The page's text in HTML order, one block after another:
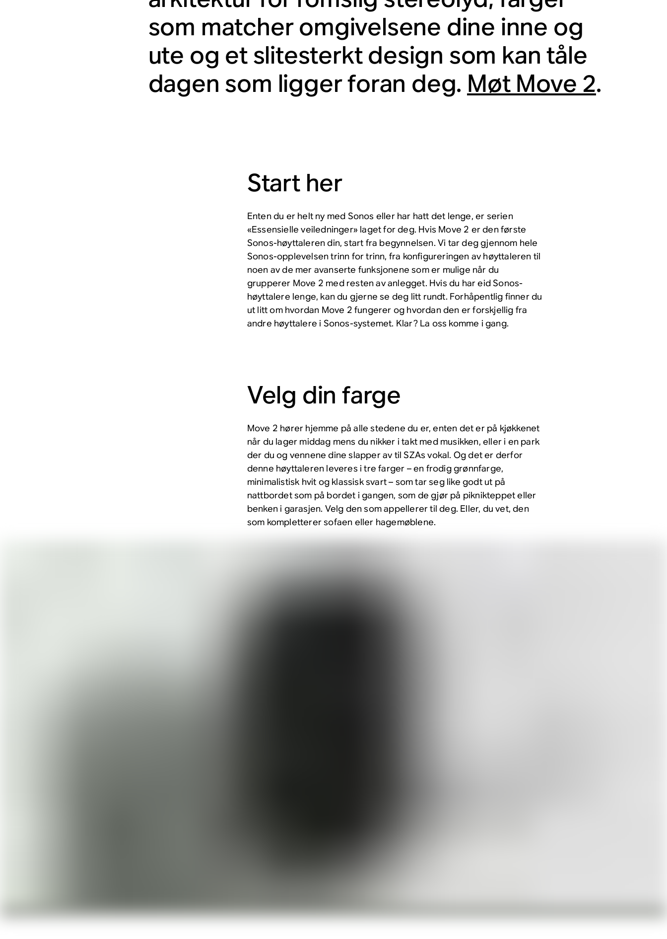
som matcher omgivelsene dine inne og
ute og et slitesterkt design som kan tåle
dagen som ligger foran deg. Møt Move 2.
Start her
Enten du er helt ny med Sonos eller har hatt det lenge, er serien
«Essensielle veiledninger» laget for deg. Hvis Move 2 er den første
Sonos-høyttaleren din, start fra begynnelsen. Vi tar deg gjennom hele
Sonos-opplevelsen trinn for trinn, fra konfigureringen av høyttaleren til
noen av de mer avanserte funksjonene som er mulige når du
grupperer Move 2 med resten av anlegget. Hvis du har eid Sonos-
høyttalere lenge, kan du gjerne se deg litt rundt. Forhåpentlig finner du
ut litt om hvordan Move 2 fungerer og hvordan den er forskjellig fra
andre høyttalere i Sonos-systemet. Klar? La oss komme i gang.
Velg din farge
Move 2 hører hjemme på alle stedene du er, enten det er på kjøkkenet
når du lager middag mens du nikker i takt med musikken, eller i en park
der du og vennene dine slapper av til SZAs vokal. Og det er derfor
denne høyttaleren leveres i tre farger – en frodig grønnfarge,
minimalistisk hvit og klassisk svart – som tar seg like godt ut på
nattbordet som på bordet i gangen, som de gjør på piknikteppet eller
benken i garasjen. Velg den som appellerer til deg. Eller, du vet, den
som kompletterer sofaen eller hagemøblene.